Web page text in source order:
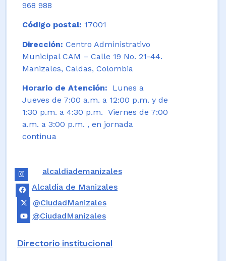
968 988
Código postal: 17001
Dirección: Centro Administrativo
Municipal CAM – Calle 19 No. 21-44.
Manizales, Caldas, Colombia
Horario de Atención: Lunes a
Jueves de 7:00 a.m. a 12:00 p.m. y de
1:30 p.m. a 4:30 p.m. Viernes de 7:00
a.m. a 3:00 p.m. , en jornada
continua
alcaldiademanizales
Alcaldía de Manizales
@CiudadManizales
@CiudadManizales
Directorio institucional